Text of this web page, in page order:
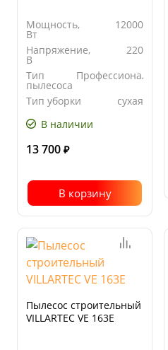
Мощность,
Вт
12000
Напряжение,
В
220
Тип
пылесоса
Профессиональный
Тип уборки
сухая
В наличии
13 700 ₽
В корзину
Пылесос строительный
VILLARTEC VE 163E